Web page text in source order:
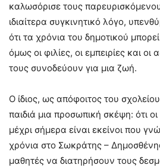
καλωσόρισε τους
ιδιαίτερα συγκινητικό λόγο,
ότι τα χρόνια του δημοτικού
όμως οι φιλίες, οι εμπειρίες και
τους συνοδεύουν για μια ζωή.
Ο ίδιος, ως απόφοιτος του
παιδιά μια προσωπική σκέψη: ότι οι
μέχρι σήμερα είναι εκείνοι που
χρόνια στο Σωκράτης –
μαθητές να διατηρήσουν τους